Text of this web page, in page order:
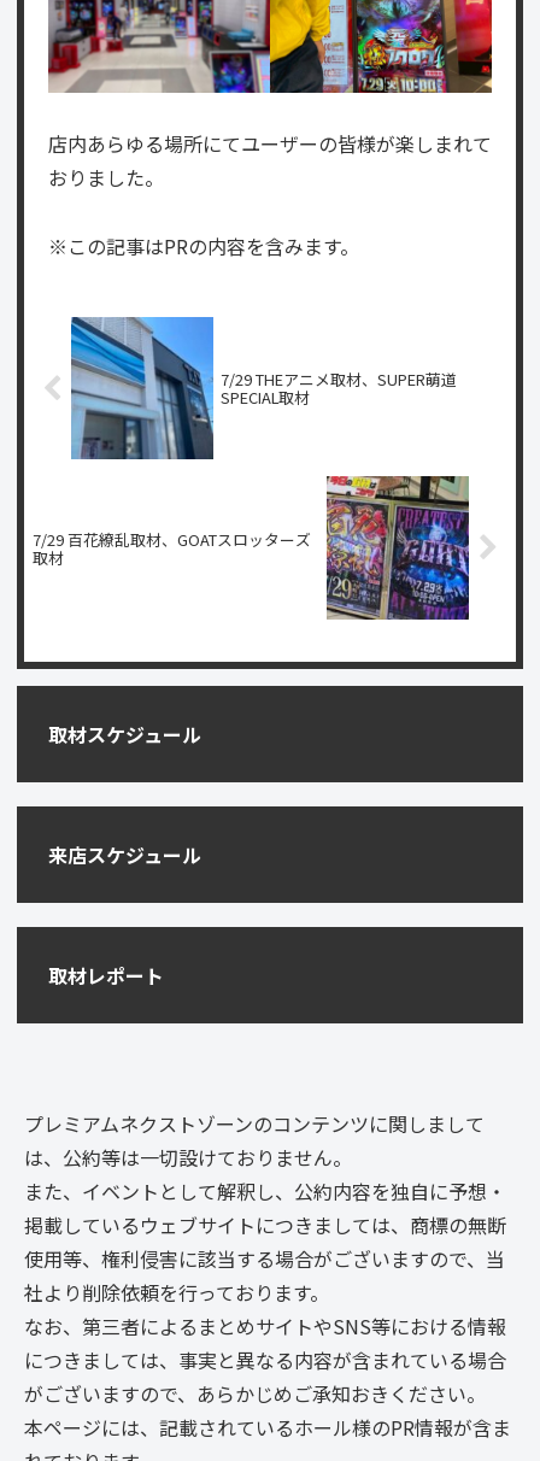
店内あらゆる場所にてユーザーの皆様が楽しまれて
おりました。
※この記事はPRの内容を含みます。
7/29 THEアニメ取材、SUPER萌道
SPECIAL取材
7/29 百花繚乱取材、GOATスロッターズ
取材
取材スケジュール
来店スケジュール
取材レポート
プレミアムネクストゾーンのコンテンツに関しまして
は、公約等は一切設けておりません。
また、イベントとして解釈し、公約内容を独自に予想・
掲載しているウェブサイトにつきましては、商標の無断
使用等、権利侵害に該当する場合がございますので、当
社より削除依頼を行っております。
なお、第三者によるまとめサイトやSNS等における情報
につきましては、事実と異なる内容が含まれている場合
がございますので、あらかじめご承知おきください。
本ページには、記載されているホール様のPR情報が含ま